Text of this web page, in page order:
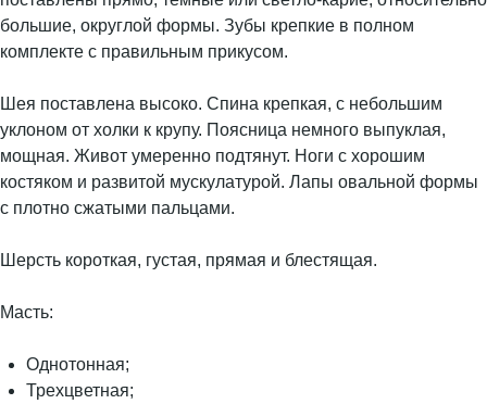
большие, округлой формы. Зубы крепкие в полном
комплекте с правильным прикусом.
Шея поставлена высоко. Спина крепкая, с небольшим
уклоном от холки к крупу. Поясница немного выпуклая,
мощная. Живот умеренно подтянут. Ноги с хорошим
костяком и развитой мускулатурой. Лапы овальной формы
с плотно сжатыми пальцами.
Шерсть короткая, густая, прямая и блестящая.
Масть:
Однотонная;
Трехцветная;